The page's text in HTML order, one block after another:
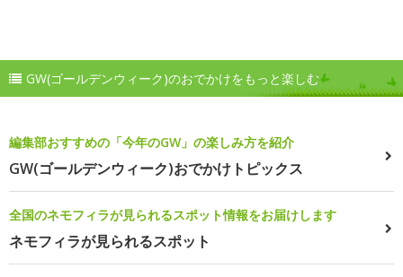
GW(ゴールデンウィーク)のおでかけをもっと楽しむ
編集部おすすめの「今年のGW」の楽しみ方を紹介
GW(ゴールデンウィーク)おでかけトピックス
全国のネモフィラが見られるスポット情報をお届けします
ネモフィラが見られるスポット